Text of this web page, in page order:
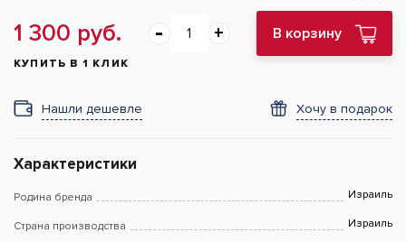
1 300 руб. В корзину
КУПИТЬ В 1 КЛИК
Нашли дешевле Хочу в подарок
Характеристики
Родина бренда Израиль
Страна производства Израиль